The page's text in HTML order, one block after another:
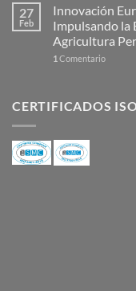
27
Feb
Innovación
Impulsando la
Agricultura
1 Comentario
CERTIFICADOS